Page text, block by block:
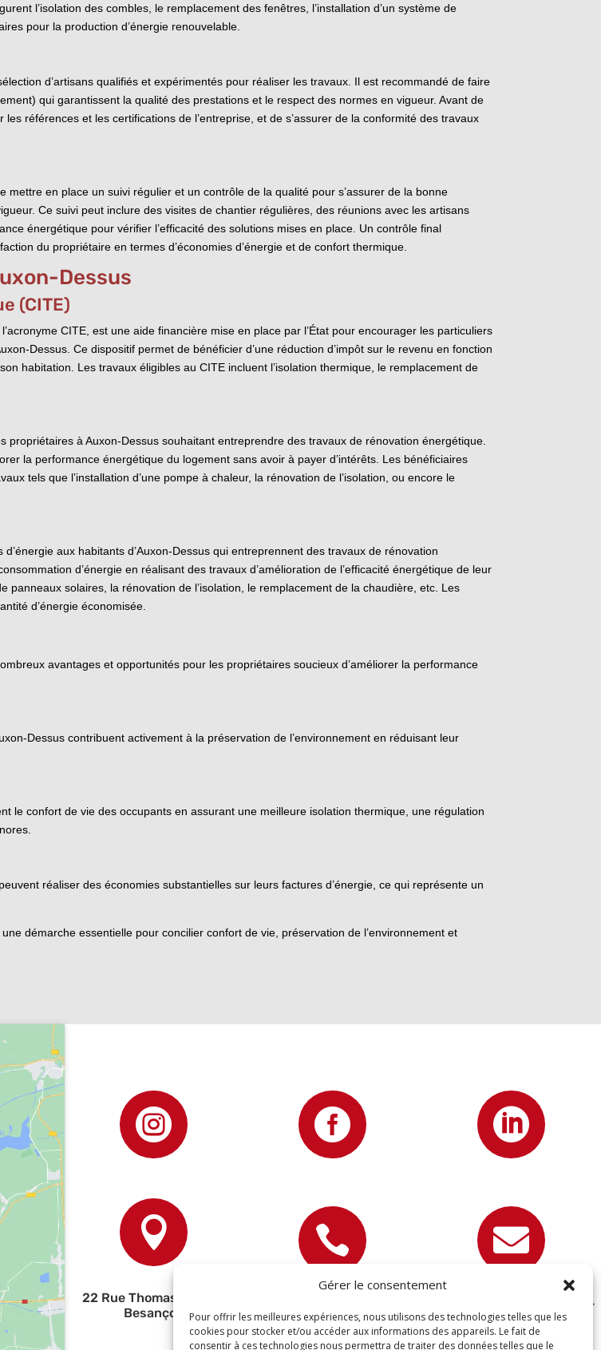
Gérer le consentement
Pour offrir les meilleures expériences, nous utilisons des technologies telles que les
cookies pour stocker et/ou accéder aux informations des appareils. Le fait de
consentir à ces technologies nous permettra de traiter des données telles que le
l’isolation des combles, le remplacement des fenêtres, l’installation d’un système de
pour la production d’énergie renouvelable.
d’artisans qualifiés et expérimentés pour réaliser les travaux. Il est recommandé de faire
qui garantissent la qualité des prestations et le respect des normes en vigueur. Avant de
références et les certifications de l’entreprise, et de s’assurer de la conformité des travaux
en place un suivi régulier et un contrôle de la qualité pour s’assurer de la bonne
Ce suivi peut inclure des visites de chantier régulières, des réunions avec les artisans
énergétique pour vérifier l’efficacité des solutions mises en place. Un contrôle final
du propriétaire en termes d’économies d’énergie et de confort thermique.
Dessus
(CITE)
CITE, est une aide financière mise en place par l’État pour encourager les particuliers
Dessus. Ce dispositif permet de bénéficier d’une réduction d’impôt sur le revenu en fonction
habitation. Les travaux éligibles au CITE incluent l’isolation thermique, le remplacement de
à Auxon-Dessus souhaitant entreprendre des travaux de rénovation énergétique.
la performance énergétique du logement sans avoir à payer d’intérêts. Les bénéficiaires
tels que l’installation d’une pompe à chaleur, la rénovation de l’isolation, ou encore le
aux habitants d’Auxon-Dessus qui entreprennent des travaux de rénovation
d’énergie en réalisant des travaux d’amélioration de l’efficacité énergétique de leur
panneaux solaires, la rénovation de l’isolation, le remplacement de la chaudière, etc. Les
d’énergie économisée.
avantages et opportunités pour les propriétaires soucieux d’améliorer la performance
Dessus contribuent activement à la préservation de l’environnement en réduisant leur
le confort de vie des occupants en assurant une meilleure isolation thermique, une régulation
réaliser des économies substantielles sur leurs factures d’énergie, ce qui représente un
démarche essentielle pour concilier confort de vie, préservation de l’environnement et
  

22 Rue Thomas Edison,
Besançon
 
contact@devisettravaux.fr